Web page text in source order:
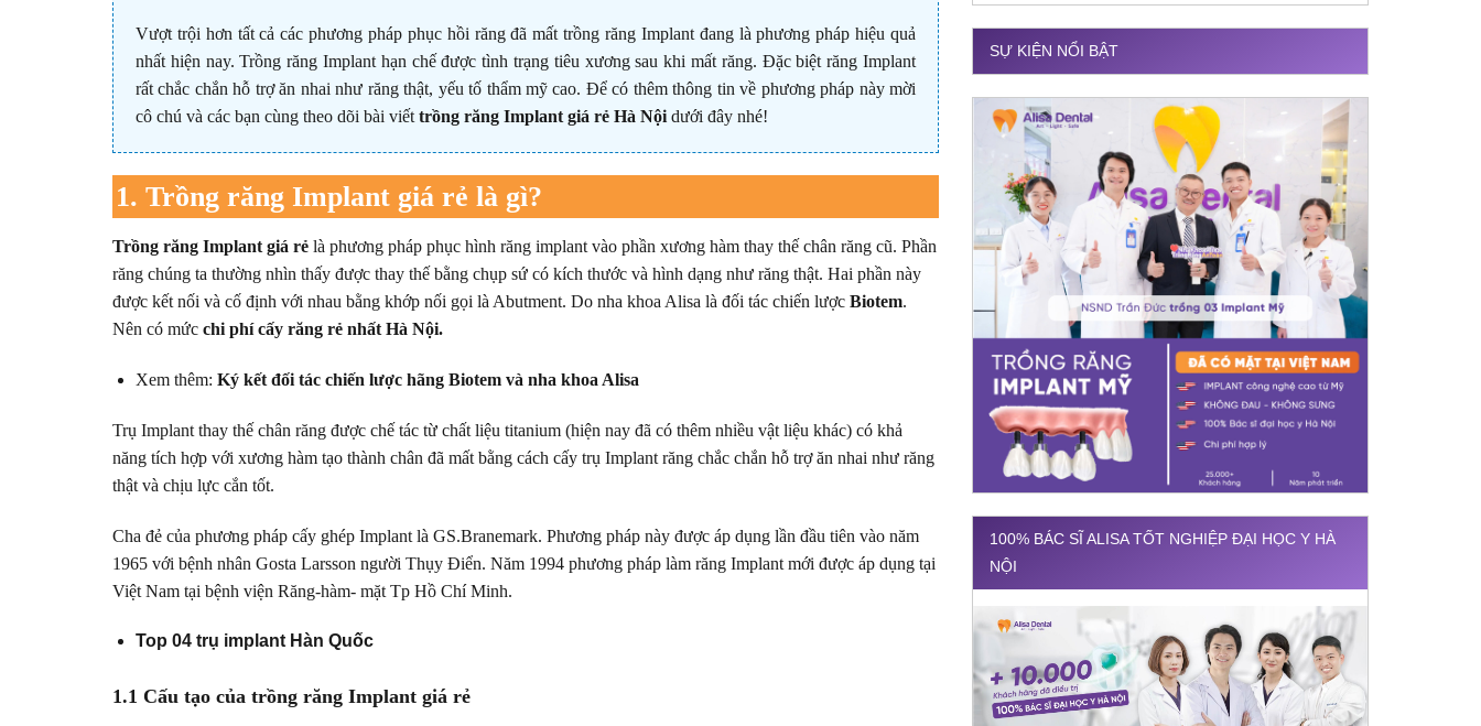
Vượt trội hơn tất cả các phương pháp phục hồi răng đã mất trồng răng Implant đang là phương pháp hiệu quả
nhất hiện nay. Trồng răng Implant hạn chế được tình trạng tiêu xương sau khi mất răng. Đặc biệt răng Implant
rất chắc chắn hỗ trợ ăn nhai như răng thật, yếu tố thẩm mỹ cao. Để có thêm thông tin về phương pháp này mời
cô chú và các bạn cùng theo dõi bài viết trồng răng Implant giá rẻ Hà Nội dưới đây nhé!
1. Trồng răng Implant giá rẻ là gì?
Trồng răng Implant giá rẻ là phương pháp phục hình răng implant vào phần xương hàm thay thế chân răng cũ. Phần
răng chúng ta thường nhìn thấy được thay thế bằng chụp sứ có kích thước và hình dạng như răng thật. Hai phần này
được kết nối và cố định với nhau bằng khớp nối gọi là Abutment. Do nha khoa Alisa là đối tác chiến lược Biotem.
Nên có mức chi phí cấy răng rẻ nhất Hà Nội.
Xem thêm: Ký kết đối tác chiến lược hãng Biotem và nha khoa Alisa
Trụ Implant thay thế chân răng được chế tác từ chất liệu titanium (hiện nay đã có thêm nhiều vật liệu khác) có khả
năng tích hợp với xương hàm tạo thành chân đã mất bằng cách cấy trụ Implant răng chắc chắn hỗ trợ ăn nhai như răng
thật và chịu lực cắn tốt.
Cha đẻ của phương pháp cấy ghép Implant là GS.Branemark. Phương pháp này được áp dụng lần đầu tiên vào năm
1965 với bệnh nhân Gosta Larsson người Thụy Điển. Năm 1994 phương pháp làm răng Implant mới được áp dụng tại
Việt Nam tại bệnh viện Răng-hàm- mặt Tp Hồ Chí Minh.
Top 04 trụ implant Hàn Quốc
1.1 Cấu tạo của trồng răng Implant giá rẻ
SỰ KIỆN NỔI BẬT
100% BÁC SĨ ALISA TỐT NGHIỆP ĐẠI HỌC Y HÀ
NỘI